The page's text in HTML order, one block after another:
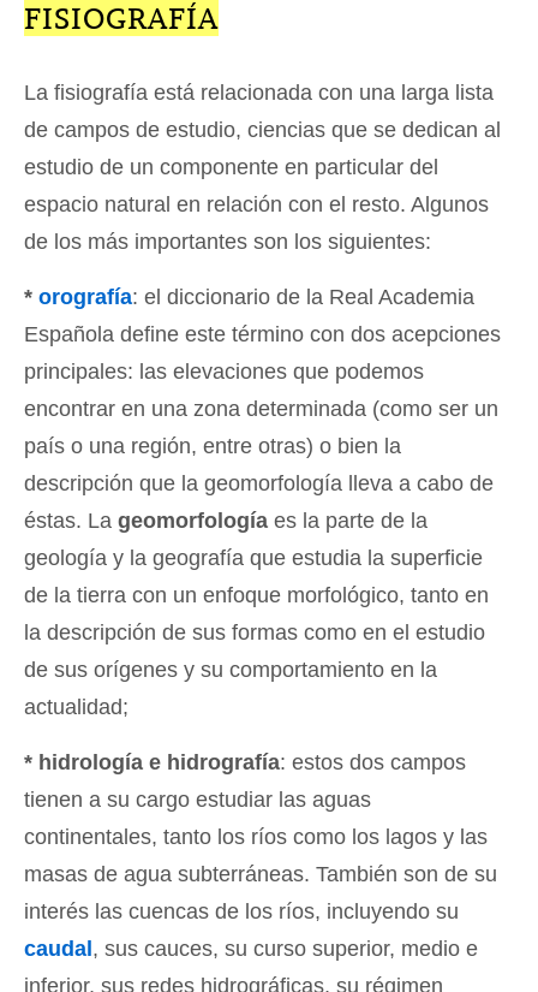
FISIOGRAFÍA
La fisiografía está relacionada con una larga lista
de campos de estudio, ciencias que se dedican al
estudio de un componente en particular del
espacio natural en relación con el resto. Algunos
de los más importantes son los siguientes:
* orografía: el diccionario de la Real Academia
Española define este término con dos acepciones
principales: las elevaciones que podemos
encontrar en una zona determinada (como ser un
país o una región, entre otras) o bien la
descripción que la geomorfología lleva a cabo de
éstas. La geomorfología es la parte de la
geología y la geografía que estudia la superficie
de la tierra con un enfoque morfológico, tanto en
la descripción de sus formas como en el estudio
de sus orígenes y su comportamiento en la
actualidad;
* hidrología e hidrografía: estos dos campos
tienen a su cargo estudiar las aguas
continentales, tanto los ríos como los lagos y las
masas de agua subterráneas. También son de su
interés las cuencas de los ríos, incluyendo su
caudal, sus cauces, su curso superior, medio e
inferior, sus redes hidrográficas, su régimen